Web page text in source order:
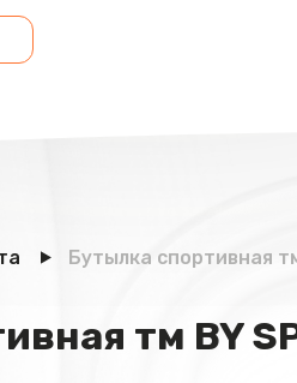
Бутылка спортивная
тм BY